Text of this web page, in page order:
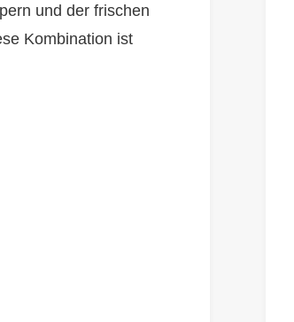
und der frischen
Kombination ist